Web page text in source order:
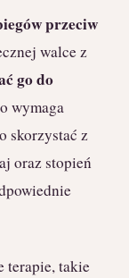
przeciw
walce z
go do
wymaga
skorzystać z
oraz stopień
terapie, takie